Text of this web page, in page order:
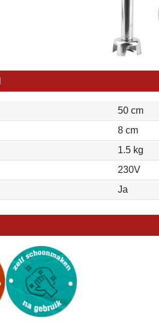
50 cm
8 cm
1.5 kg
230V
Ja